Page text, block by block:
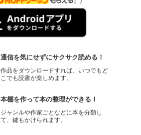
通信を気にせずにサクサク読める！
作品をダウンロードすれば、いつでもど
こでも読書が楽しめます。
本棚を作って本の整理ができる！
ジャンルや作家ごとなどに本を分類し
て、鍵もかけられます。